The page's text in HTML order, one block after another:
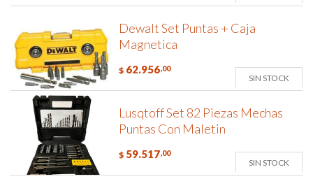
Dewalt Set Puntas + Caja
Magnetica
$ 62.956,00
SIN STOCK
Lusqtoff Set 82 Piezas Mechas
Puntas Con Maletin
$ 59.517,00
SIN STOCK